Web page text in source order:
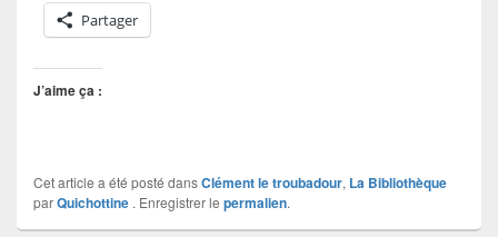
Partager
J’aime ça :
Cet article a été posté dansClément le troubadour, La Bibliothèque
parQuichottine . Enregistrer le permalien.